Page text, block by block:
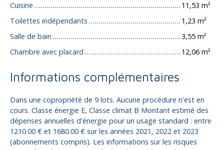
Cuisine
11,53 m²
Toilettes indépendants
1,23 m²
Salle de bain
3,55 m²
Chambre avec placard
12,06 m²
Informations complémentaires
Dans une copropriété de 9 lots. Aucune procédure n'est en
cours. Classe énergie E, Classe climat B Montant estimé des
dépenses annuelles d'énergie pour un usage standard : entre
1210.00 € et 1680.00 € sur les années 2021, 2022 et 2023
(abonnements compris). Les informations sur les risques